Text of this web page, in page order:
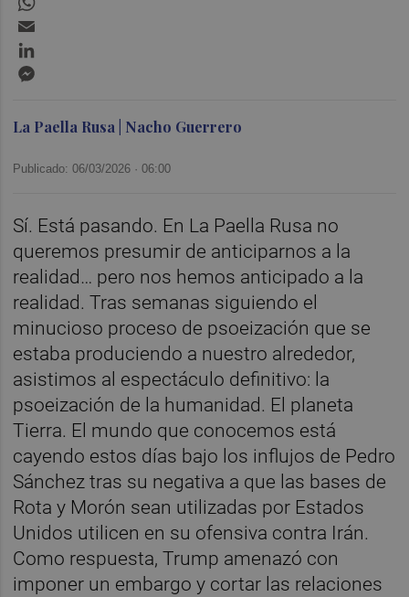
La Paella Rusa | Nacho Guerrero
Publicado: 06/03/2026 ·06:00
Sí. Está pasando. En La Paella Rusa no
queremos presumir de anticiparnos a la
realidad… pero nos hemos anticipado a la
realidad. Tras semanas siguiendo el
minucioso proceso de psoeización que se
estaba produciendo a nuestro alrededor,
asistimos al espectáculo definitivo: la
psoeización de la humanidad. El planeta
Tierra. El mundo que conocemos está
cayendo estos días bajo los influjos de Pedro
Sánchez tras su negativa a que las bases de
Rota y Morón sean utilizadas por Estados
Unidos utilicen en su ofensiva contra Irán.
Como respuesta, Trump amenazó con
imponer un embargo y cortar las relaciones